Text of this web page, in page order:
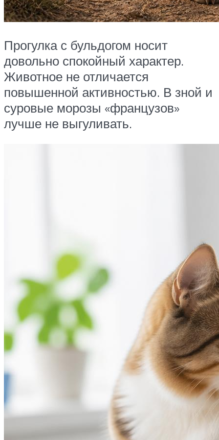
Прогулка с бульдогом носит
довольно спокойный характер.
Животное не отличается
повышенной активностью. В зной и
суровые морозы «французов»
лучше не выгуливать.